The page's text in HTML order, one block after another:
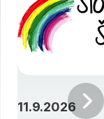
11.9.2026